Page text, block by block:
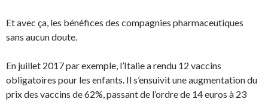
Et avec ça, les bénéfices des compagnies pharmaceutiques
sans aucun doute.
En juillet 2017 par exemple, l’Italie a rendu 12 vaccins
obligatoires pour les enfants. Il s’ensuivit une augmentation du
prix des vaccins de 62%, passant de l’ordre de 14 euros à 23